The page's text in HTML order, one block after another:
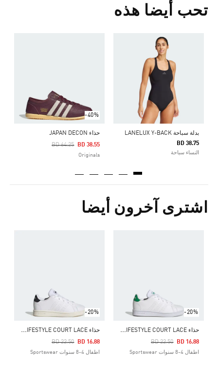
تحب أيضا هذه
بدلة سباحة LANELUX Y-BACK
BD 38.75
النساء سباحة
-40%
حذاء JAPAN DECON
Price Reduced From
BD 64.25
To BD 38.55
Originals
اشترى آخرون أيضا
-20%
ح
ذاء ADVANTAGE LIFESTYLE COURT LACE
Price Reduced From
BD 22.50
To BD 16.88
اطفال 4-8 سنوات Sportswear
-20%
ح
ذاء ADVANTAGE LIFESTYLE COURT LACE
Price Reduced From
BD 22.50
To BD 16.88
اطفال 4-8 سنوات Sportswear